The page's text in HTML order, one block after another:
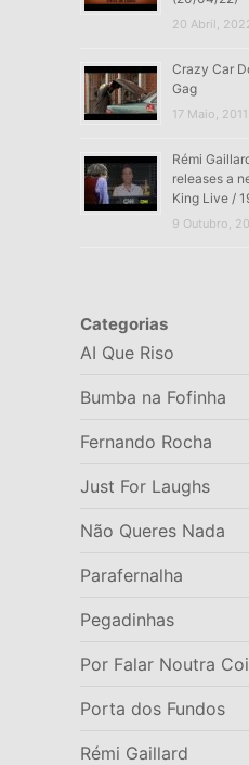
20 Abril,
Crazy Car
Gag
17 Maio, 2011
Rémi
releases a
King Live /
9 Outubro,
Categorias
AI Que Riso
Bumba na Fofinha
Fernando Rocha
Just For Laughs
Não Queres Nada
Parafernalha
Pegadinhas
Por Falar Noutra
Porta dos Fundos
Rémi Gaillard